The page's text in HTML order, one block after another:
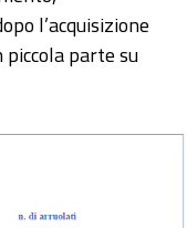
l’acquisizione
parte su